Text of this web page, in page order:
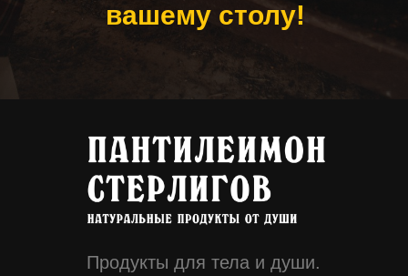
вашему столу!
Продукты для тела и души.